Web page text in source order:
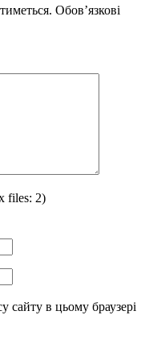
повторно, через кожні 2-
на активному сонці. Для
сонцем.
Обов’язкові
files: 2)
сайту в цьому браузері